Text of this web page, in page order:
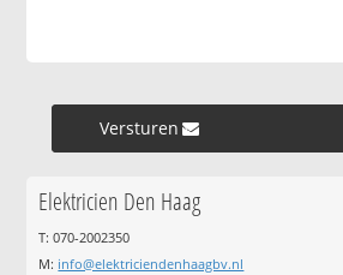
Versturen »
Elektricien Den Haag
T: 070-2002350
M: info@elektriciendenhaagbv.nl